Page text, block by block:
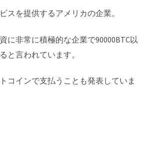
スを提供するアメリカの企業。
に非常に積極的な企業で90000BTC以
と言われています。
コインで支払うことも発表していま